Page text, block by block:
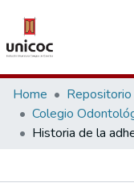
Communities &
Research Outputs
Home